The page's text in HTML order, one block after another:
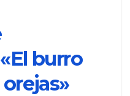
burro